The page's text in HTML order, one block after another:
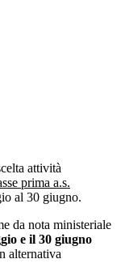
attività
prima a.s.
al 30 giugno.
da nota ministeriale
e il 30 giugno
alternativa